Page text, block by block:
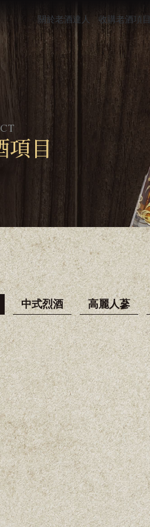
關於老酒達人 收購老酒項目
項目
中式烈酒 高麗人蔘